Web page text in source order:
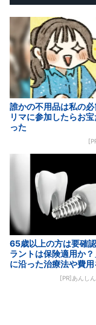
誰かの不用品は私の
リマに参加したらお
った
65歳以上の方は要確
ラントは保険適用か
に沿った治療法や費
[PR]あんし